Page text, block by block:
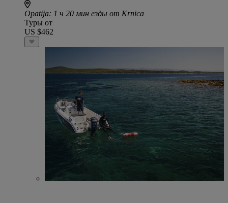
Opatija: 1 ч 20 мин езды от Krnica
Туры от
US $462